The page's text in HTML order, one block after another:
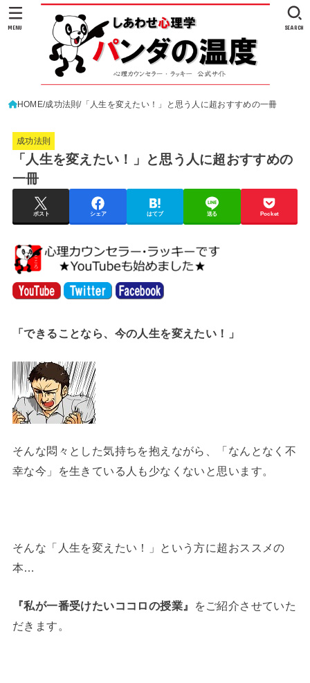
SEARCH
MENU
HOME 成功法則 「人生を変えたい！」と思う人に超おすすめの一冊
成功法則
「人生を変えたい！」と思う人に超おすすめの
一冊
ポスト シェア はてブ 送る Pocket
「できることなら、今の人生を変えたい！」
そんな悶々とした気持ちを抱えながら、「なんとなく不
幸な今」を生きている人も少なくないと思います。
そんな「人生を変えたい！」という方に超おススメの
本…
『私が一番受けたいココロの授業』
をご紹介させていた
だきます。